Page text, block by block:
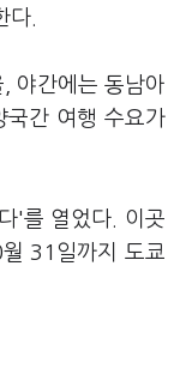
다.
야간에는 동남아
국간 여행 수요가
'를 열었다. 이곳
31일까지 도쿄